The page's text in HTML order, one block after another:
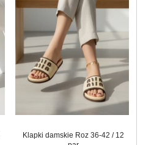
Klapki damskie Roz 36-42 / 12